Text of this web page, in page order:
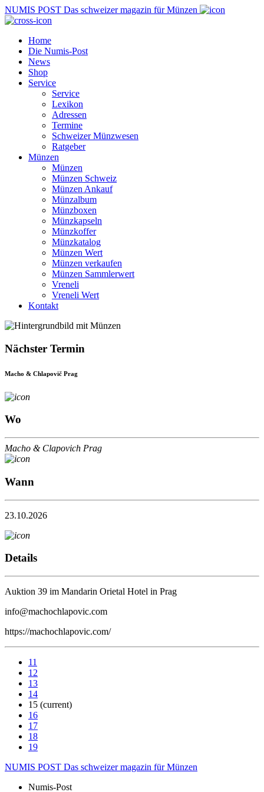
NUMIS POST Das schweizer magazin für Münzen
Home
Die Numis-Post
News
Shop
Service
Service
Lexikon
Adressen
Termine
Schweizer Münzwesen
Ratgeber
Münzen
Münzen
Münzen Schweiz
Münzen Ankauf
Münzalbum
Münzboxen
Münzkapseln
Münzkoffer
Münzkatalog
Münzen Wert
Münzen verkaufen
Münzen Sammlerwert
Vreneli
Vreneli Wert
Kontakt
Nächster Termin
Macho & Chlapovič Prag
Wo
Macho & Clapovich Prag
Wann
23.10.2026
Details
Auktion 39 im Mandarin Orietal Hotel in Prag
info@machochlapovic.com
https://machochlapovic.com/
11
12
13
14
15 (current)
16
17
18
19
NUMIS POST Das schweizer magazin für Münzen
Numis-Post